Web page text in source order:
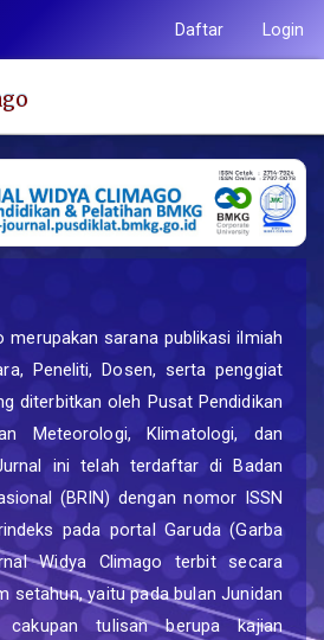
Daftar Login
merupakan sarana publikasi ilmiah
Peneliti, Dosen, serta penggiat
diterbitkan oleh Pusat Pendidikan
Meteorologi, Klimatologi, dan
ini telah terdaftar di Badan
(BRIN) dengan nomor ISSN
pada portal Garuda (Garba
Widya Climago terbit secara
setahun, yaitu pada bulan Junidan
cakupan tulisan berupa kajian